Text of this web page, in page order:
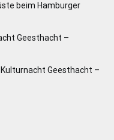
beim Hamburger
Geesthacht –
Kulturnacht Geesthacht –